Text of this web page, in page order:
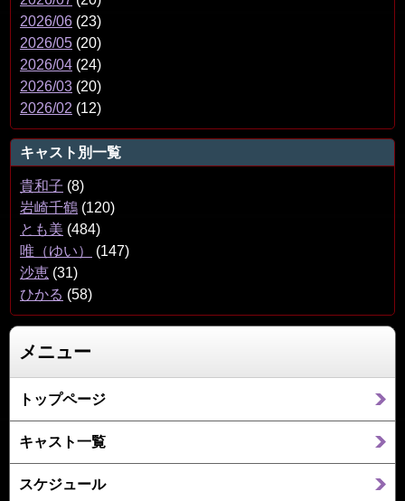
2026/06 (23)
2026/05 (20)
2026/04 (24)
2026/03 (20)
2026/02 (12)
キャスト別一覧
貴和子 (8)
岩崎千鶴 (120)
とも美 (484)
唯（ゆい）
(147)
沙恵 (31)
ひかる (58)
メニュー
トップページ
キャスト一覧
スケジュール